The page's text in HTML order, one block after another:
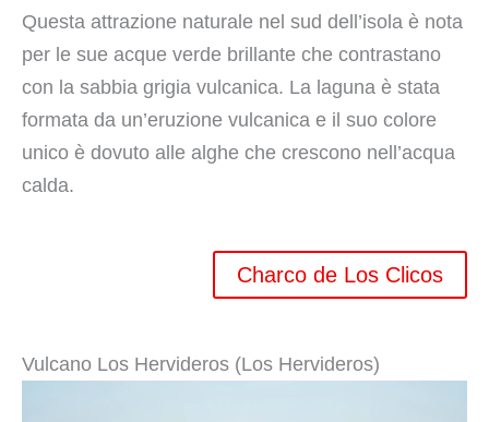
Questa attrazione naturale nel sud dell’isola è nota
per le sue acque verde brillante che contrastano
con la sabbia grigia vulcanica. La laguna è stata
formata da un’eruzione vulcanica e il suo colore
unico è dovuto alle alghe che crescono nell’acqua
calda.
Charco de Los Clicos
Vulcano Los Hervideros (Los Hervideros)